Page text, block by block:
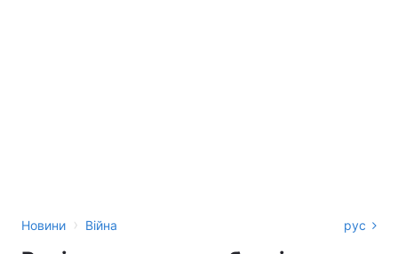
Новини › Війна рус